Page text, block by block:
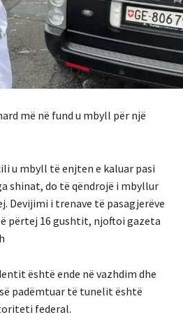
më në fund u mbyll për një
u mbyll të enjten e kaluar pasi
shinat, do të qëndrojë i mbyllur
Devijimi i trenave të pasagjerëve
përtej 16 gushtit, njoftoi gazeta
është ende në vazhdim dhe
padëmtuar të tunelit është
federal.